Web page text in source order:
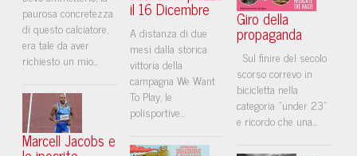
paurosa concretezza
di questo calciatore,
era tale da aver
richiesto un mio...
Marcell Jacobs e
il 16 Dicembre
A distanza di due
mesi dalla storica
vittoria della
campagna We Want
To Play, le
polisportive...
Giro della
propaganda
Sul finire del secolo
scorso correvo in
bicicletta nella
categoria "under 23"
e ricordo che una...